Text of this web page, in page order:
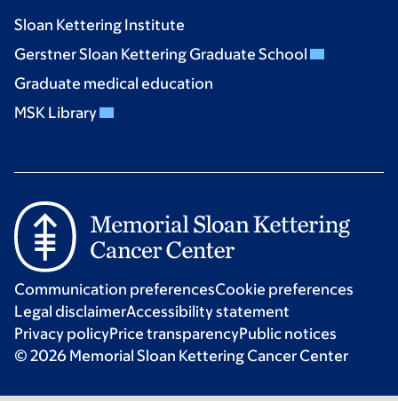
Sloan Kettering Institute
Gerstner Sloan Kettering Graduate School
Graduate medical education
MSK Library
Communication preferencesCookie preferences
Legal disclaimerAccessibility statement
Privacy policyPrice transparencyPublic notices
© 2026 Memorial Sloan Kettering Cancer Center